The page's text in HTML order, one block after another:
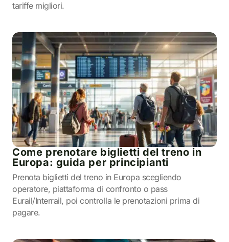
tariffe migliori.
Come prenotare biglietti del treno in
Europa: guida per principianti
Prenota biglietti del treno in Europa scegliendo
operatore, piattaforma di confronto o pass
Eurail/Interrail, poi controlla le prenotazioni prima di
pagare.